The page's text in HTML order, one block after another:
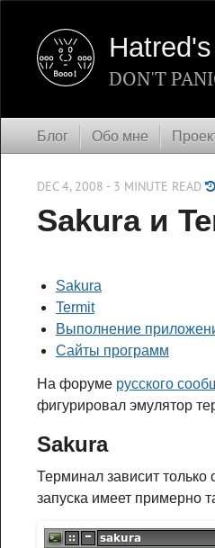
DON'T
Блог Обо мне
DEC 4, 2008 - 3 MINUTE READ
Sakura и
Sakura
Termit
Выполнение
Сайты программ
На форуме русского
фигурировал эмулятор
Sakura
Терминал зависит
запуска имеет примерно